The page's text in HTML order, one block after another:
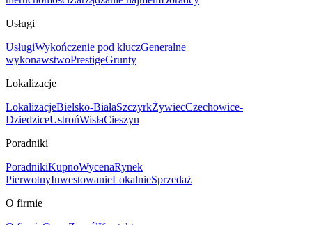
Usługi
UsługiWykończenie pod kluczGeneralne
wykonawstwoPrestigeGrunty
Lokalizacje
LokalizacjeBielsko-BiałaSzczyrkŻywiecCzechowice-
DziedziceUstrońWisłaCieszyn
Poradniki
PoradnikiKupnoWycenaRynek
PierwotnyInwestowanieLokalnieSprzedaż
O firmie